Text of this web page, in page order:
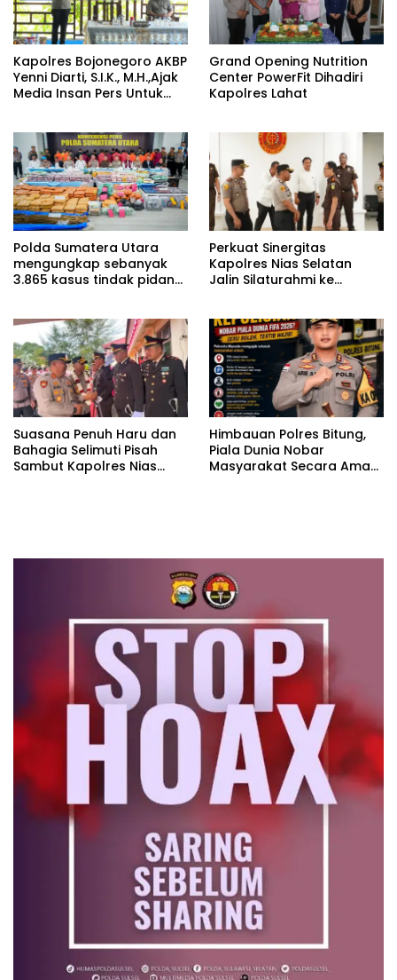
Kapolres Bojonegoro AKBP
Yenni Diarti, S.I.K., M.H.,Ajak
Media Insan Pers Untuk
Grand Opening Nutrition
Center PowerFit Dihadiri
Kapolres Lahat
Polda Sumatera Utara
mengungkap sebanyak
3.865 kasus tindak pidana
Perkuat Sinergitas
Kapolres Nias Selatan
Jalin Silaturahmi ke
Stabilitas Daerah
Suasana Penuh Haru dan
Bahagia Selimuti Pisah
Sambut Kapolres Nias
Himbauan Polres Bitung,
Piala Dunia Nobar
Masyarakat Secara Aman